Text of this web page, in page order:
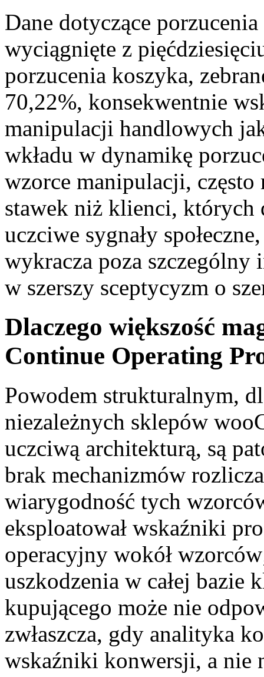
Dane dotyczące
wyciągnięte z
porzucenia koszyka,
70,22%, konsekwentnie
manipulacji handlowych
wkładu w dynamikę
wzorce manipulacji,
stawek niż klienci, których
uczciwe sygnały
wykracza poza szczególny
w szerszy sceptycyzm o
Dlaczego większość
Continue Operating
Powodem strukturalnym,
niezależnych sklepów
uczciwą architekturą, są
brak mechanizmów
wiarygodność tych
eksploatował wskaźniki
operacyjny wokół
uszkodzenia w całej bazie
kupującego może nie
zwłaszcza, gdy analityka
wskaźniki konwersji, a nie